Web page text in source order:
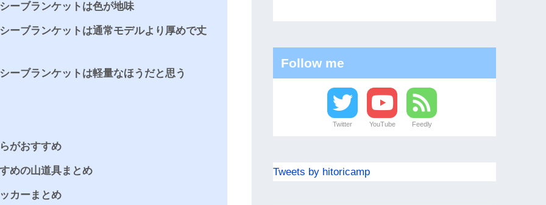
ーブランケットは色が地味
ーブランケットは通常モデルより厚めで丈
ーブランケットは軽量なほうだと思う
がおすすめ
めの山道具まとめ
カーまとめ
Follow me
Twitter YouTube Feedly
Tweets by hitoricamp